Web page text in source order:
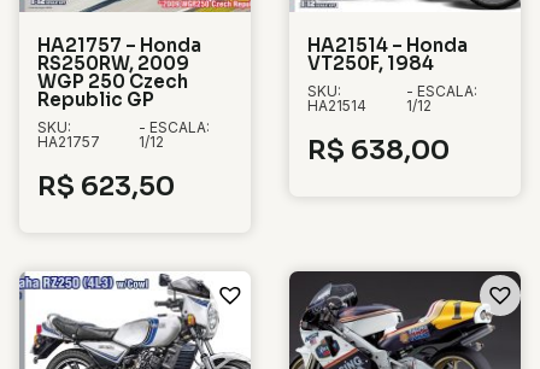
HA21757 – Honda
RS250RW, 2009
WGP 250 Czech
Republic GP
SKU:
HA21757
- ESCALA:
1/12
R$ 623,50
HA21514 – Honda
VT250F, 1984
SKU:
HA21514
- ESCALA:
1/12
R$ 638,00